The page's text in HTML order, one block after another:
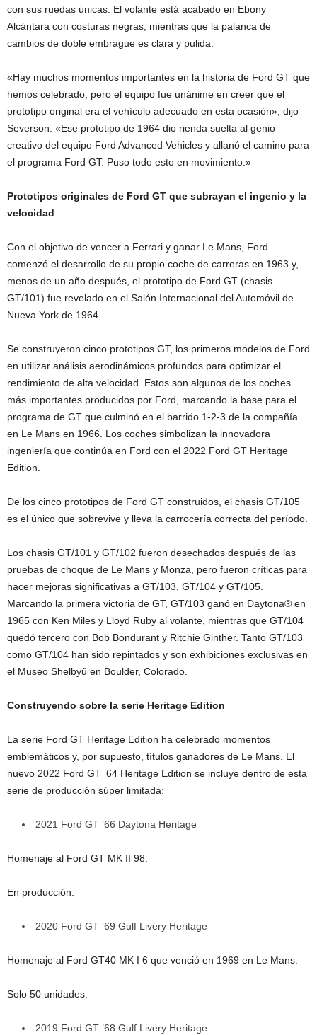
con sus ruedas únicas. El volante está acabado en Ebony
Alcántara con costuras negras, mientras que la palanca de
cambios de doble embrague es clara y pulida.
«Hay muchos momentos importantes en la historia de Ford GT que
hemos celebrado, pero el equipo fue unánime en creer que el
prototipo original era el vehículo adecuado en esta ocasión», dijo
Severson. «Ese prototipo de 1964 dio rienda suelta al genio
creativo del equipo Ford Advanced Vehicles y allanó el camino para
el programa Ford GT. Puso todo esto en movimiento.»
Prototipos originales de Ford GT que subrayan el ingenio y la
velocidad
Con el objetivo de vencer a Ferrari y ganar Le Mans, Ford
comenzó el desarrollo de su propio coche de carreras en 1963 y,
menos de un año después, el prototipo de Ford GT (chasis
GT/101) fue revelado en el Salón Internacional del Automóvil de
Nueva York de 1964.
Se construyeron cinco prototipos GT, los primeros modelos de Ford
en utilizar análisis aerodinámicos profundos para optimizar el
rendimiento de alta velocidad. Estos son algunos de los coches
más importantes producidos por Ford, marcando la base para el
programa de GT que culminó en el barrido 1-2-3 de la compañía
en Le Mans en 1966. Los coches simbolizan la innovadora
ingeniería que continúa en Ford con el 2022 Ford GT Heritage
Edition.
De los cinco prototipos de Ford GT construidos, el chasis GT/105
es el único que sobrevive y lleva la carrocería correcta del período.
Los chasis GT/101 y GT/102 fueron desechados después de las
pruebas de choque de Le Mans y Monza, pero fueron críticas para
hacer mejoras significativas a GT/103, GT/104 y GT/105.
Marcando la primera victoria de GT, GT/103 ganó en Daytona® en
1965 con Ken Miles y Lloyd Ruby al volante, mientras que GT/104
quedó tercero con Bob Bondurant y Ritchie Ginther. Tanto GT/103
como GT/104 han sido repintados y son exhibiciones exclusivas en
el Museo Shelbyű en Boulder, Colorado.
Construyendo sobre la serie Heritage Edition
La serie Ford GT Heritage Edition ha celebrado momentos
emblemáticos y, por supuesto, títulos ganadores de Le Mans. El
nuevo 2022 Ford GT ’64 Heritage Edition se incluye dentro de esta
serie de producción súper limitada:
2021 Ford GT ’66 Daytona Heritage
Homenaje al Ford GT MK II 98.
En producción.
2020 Ford GT ’69 Gulf Livery Heritage
Homenaje al Ford GT40 MK I 6 que venció en 1969 en Le Mans.
Solo 50 unidades.
2019 Ford GT ’68 Gulf Livery Heritage